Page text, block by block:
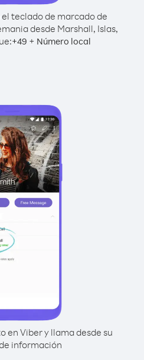
teclado de marcado de
desde Marshall, Islas,
+49 + Número local
en Viber y llama desde su
información